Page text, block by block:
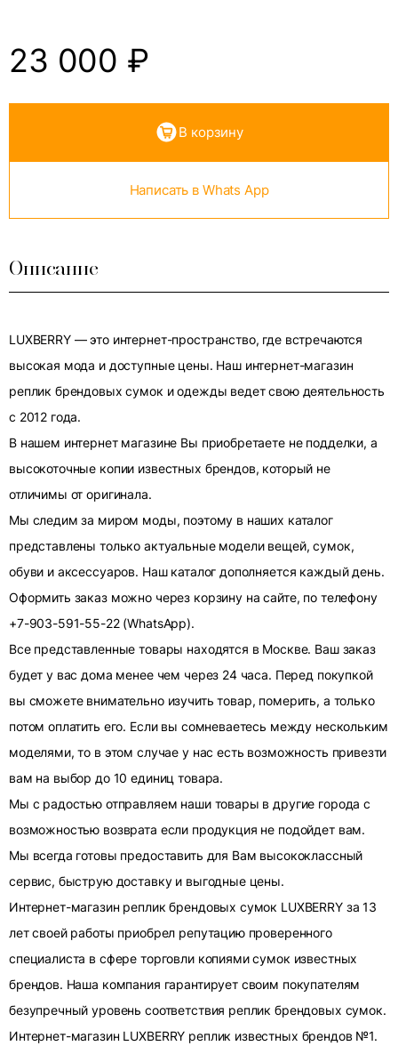
23 000 ₽
В корзину
Написать в Whats App
Описание
LUXBERRY — это интернет-пространство, где встречаются
высокая мода и доступные цены. Наш интернет-магазин
реплик брендовых сумок и одежды ведет свою деятельность
с 2012 года.
В нашем интернет магазине Вы приобретаете не подделки, а
высокоточные копии известных брендов, который не
отличимы от оригинала.
Мы следим за миром моды, поэтому в наших каталог
представлены только актуальные модели вещей, сумок,
обуви и аксессуаров. Наш каталог дополняется каждый день.
Оформить заказ можно через корзину на сайте, по телефону
+7-903-591-55-22 (WhatsApp).
Все представленные товары находятся в Москве. Ваш заказ
будет у вас дома менее чем через 24 часа. Перед покупкой
вы сможете внимательно изучить товар, померить, а только
потом оплатить его. Если вы сомневаетесь между нескольким
моделями, то в этом случае у нас есть возможность привезти
вам на выбор до 10 единиц товара.
Мы с радостью отправляем наши товары в другие города с
возможностью возврата если продукция не подойдет вам.
Мы всегда готовы предоставить для Вам высококлассный
сервис, быструю доставку и выгодные цены.
Интернет-магазин реплик брендовых сумок LUXBERRY за 13
лет своей работы приобрел репутацию проверенного
специалиста в сфере торговли копиями сумок известных
брендов. Наша компания гарантирует своим покупателям
безупречный уровень соответствия реплик брендовых сумок.
Интернет-магазин LUXBERRY реплик известных брендов №1.